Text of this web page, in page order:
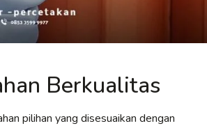
Berkualitas
pilihan yang disesuaikan dengan